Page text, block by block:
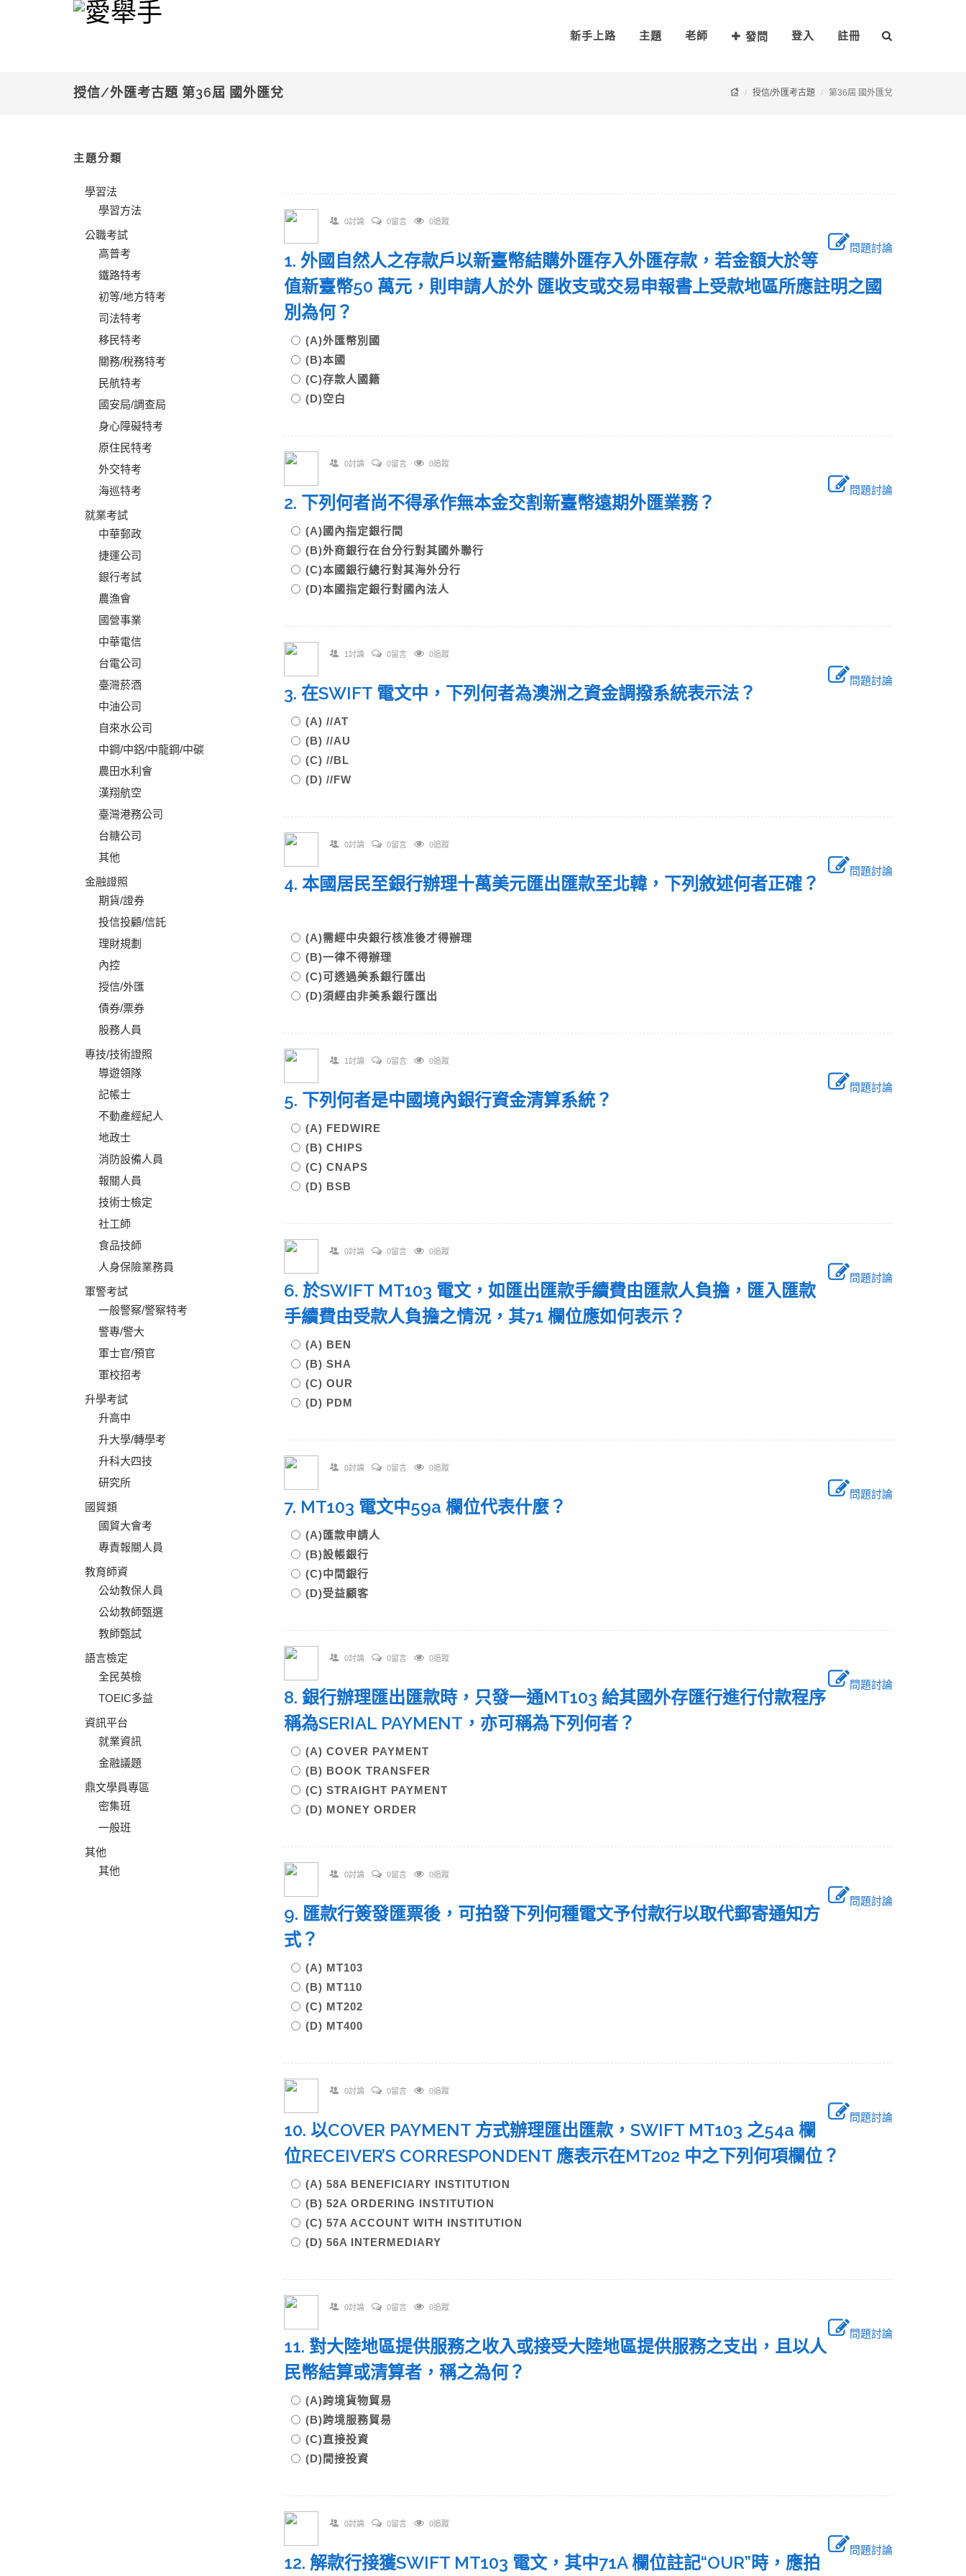
新手上路 主題 老師 發問 登入 註冊
授信/外匯考古題 第36屆 國外匯兌 授信/外匯考古題 第36屆 國外匯兌
主題分類
學習法
學習方法
公職考試
高普考
鐵路特考
初等/地方特考
司法特考
移民特考
關務/稅務特考
民航特考
國安局/調查局
身心障礙特考
原住民特考
外交特考
海巡特考
就業考試
中華郵政
捷運公司
銀行考試
農漁會
國營事業
中華電信
台電公司
臺灣菸酒
中油公司
自來水公司
中鋼/中鋁/中龍鋼/中碳
農田水利會
漢翔航空
臺灣港務公司
台糖公司
其他
金融證照
期貨/證券
投信投顧/信託
理財規劃
內控
授信/外匯
債券/票券
股務人員
專技/技術證照
導遊領隊
記帳士
不動產經紀人
地政士
消防設備人員
報關人員
技術士檢定
社工師
食品技師
人身保險業務員
軍警考試
一般警察/警察特考
警專/警大
軍士官/預官
軍校招考
升學考試
升高中
升大學/轉學考
升科大四技
研究所
國貿類
國貿大會考
專責報關人員
教育師資
公幼教保人員
公幼教師甄選
教師甄試
語言檢定
全民英檢
TOEIC多益
資訊平台
就業資訊
金融議題
鼎文學員專區
密集班
一般班
其他
其他
0討論 0留言 0追蹤
問題討論
1. 外國自然人之存款戶以新臺幣結購外匯存入外匯存款，若金額大於等
值新臺幣50 萬元，則申請人於外 匯收支或交易申報書上受款地區所應註明之國
別為何？
(A)外匯幣別國
(B)本國
(C)存款人國籍
(D)空白
0討論 0留言 0追蹤
問題討論
2. 下列何者尚不得承作無本金交割新臺幣遠期外匯業務？
(A)國內指定銀行間
(B)外商銀行在台分行對其國外聯行
(C)本國銀行總行對其海外分行
(D)本國指定銀行對國內法人
1討論 0留言 0追蹤
問題討論
3. 在SWIFT 電文中，下列何者為澳洲之資金調撥系統表示法？
(A) //AT
(B) //AU
(C) //BL
(D) //FW
0討論 0留言 0追蹤
問題討論
4. 本國居民至銀行辦理十萬美元匯出匯款至北韓，下列敘述何者正確？
(A)需經中央銀行核准後才得辦理
(B)一律不得辦理
(C)可透過美系銀行匯出
(D)須經由非美系銀行匯出
1討論 0留言 0追蹤
問題討論
5. 下列何者是中國境內銀行資金清算系統？
(A) FEDWIRE
(B) CHIPS
(C) CNAPS
(D) BSB
0討論 0留言 0追蹤
問題討論
6. 於SWIFT MT103 電文，如匯出匯款手續費由匯款人負擔，匯入匯款
手續費由受款人負擔之情況，其71 欄位應如何表示？
(A) BEN
(B) SHA
(C) OUR
(D) PDM
0討論 0留言 0追蹤
問題討論
7. MT103 電文中59a 欄位代表什麼？
(A)匯款申請人
(B)設帳銀行
(C)中間銀行
(D)受益顧客
0討論 0留言 0追蹤
問題討論
8. 銀行辦理匯出匯款時，只發一通MT103 給其國外存匯行進行付款程序
稱為SERIAL PAYMENT，亦可稱為下列何者？
(A) COVER PAYMENT
(B) BOOK TRANSFER
(C) STRAIGHT PAYMENT
(D) MONEY ORDER
0討論 0留言 0追蹤
問題討論
9. 匯款行簽發匯票後，可拍發下列何種電文予付款行以取代郵寄通知方
式？
(A) MT103
(B) MT110
(C) MT202
(D) MT400
0討論 0留言 0追蹤
問題討論
10. 以COVER PAYMENT 方式辦理匯出匯款，SWIFT MT103 之54a 欄
位RECEIVER’S CORRESPONDENT 應表示在MT202 中之下列何項欄位？
(A) 58A BENEFICIARY INSTITUTION
(B) 52A ORDERING INSTITUTION
(C) 57A ACCOUNT WITH INSTITUTION
(D) 56A INTERMEDIARY
0討論 0留言 0追蹤
問題討論
11. 對大陸地區提供服務之收入或接受大陸地區提供服務之支出，且以人
民幣結算或清算者，稱之為何？
(A)跨境貨物貿易
(B)跨境服務貿易
(C)直接投資
(D)間接投資
0討論 0留言 0追蹤
問題討論
12. 解款行接獲SWIFT MT103 電文，其中71A 欄位註記“OUR”時，應拍